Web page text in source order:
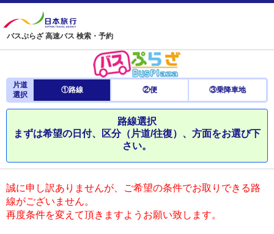
バスぷらざ 高速バス 検索・予約
片道
選択
①路線 ②便 ③乗降車地
路線選択
まずは希望の日付、区分（片道/往復）、方面をお選び下
さい。
誠に申し訳ありませんが、ご希望の条件でお取りできる路
線がございません。
再度条件を変えて頂きますようお願い致します。